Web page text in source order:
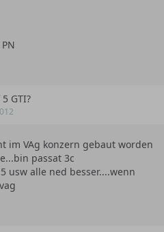
GTI?
im VAg konzern gebaut worden
passat 3c
usw alle ned besser....wenn